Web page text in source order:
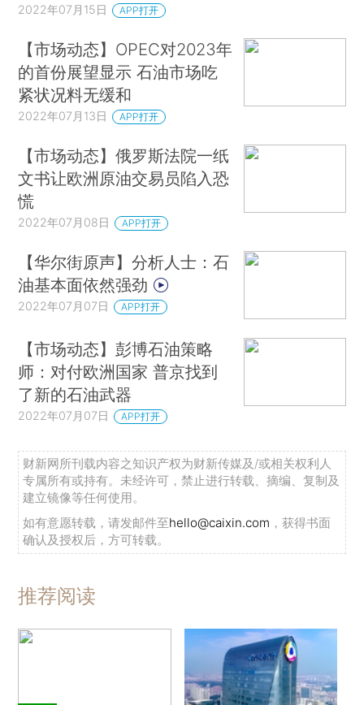
2022年07月15日 APP打开
【市场动态】OPEC对2023年
的首份展望显示 石油市场吃
紧状况料无缓和
2022年07月13日 APP打开
【市场动态】俄罗斯法院一纸
文书让欧洲原油交易员陷入恐
慌
2022年07月08日 APP打开
【华尔街原声】分析人士：石
油基本面依然强劲
2022年07月07日 APP打开
【市场动态】彭博石油策略
师：对付欧洲国家 普京找到
了新的石油武器
2022年07月07日 APP打开
财新网所刊载内容之知识产权为财新传媒及/或相关权利人
专属所有或持有。未经许可，禁止进行转载、摘编、复制及
建立镜像等任何使用。
如有意愿转载，请发邮件至hello@caixin.com ，获得书面
确认及授权后，方可转载。
推荐阅读